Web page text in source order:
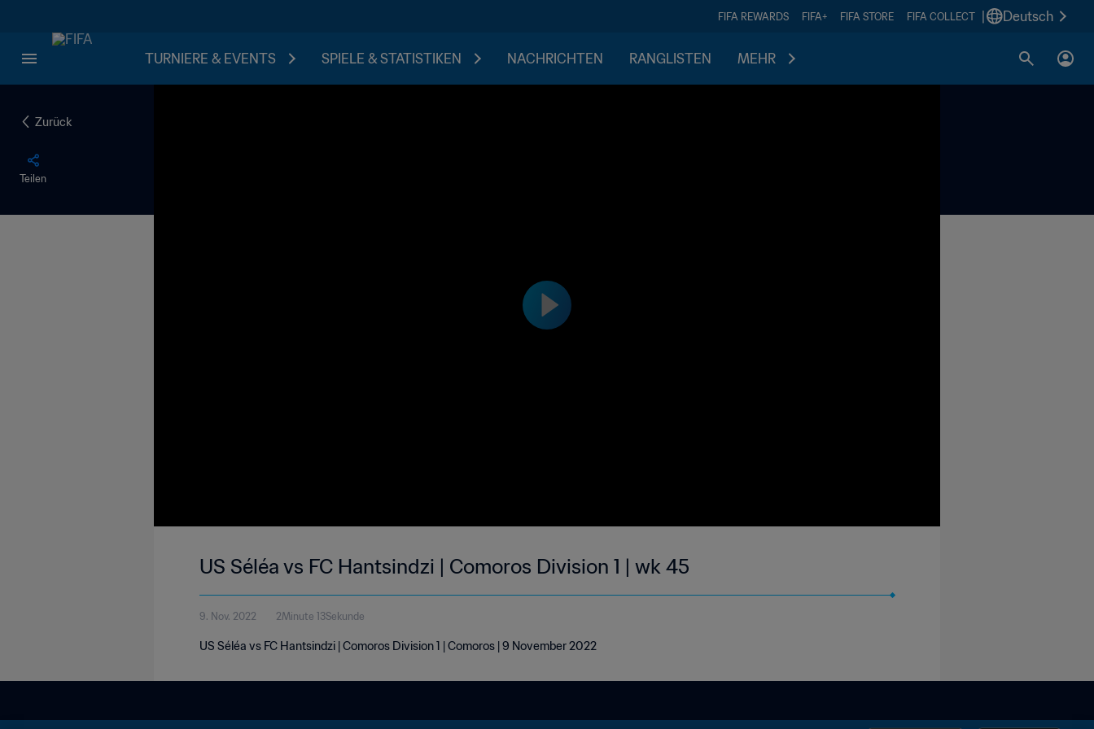
FIFA REWARDS FIFA+ FIFA STORE FIFA COLLECT Deutsch
TURNIERE & EVENTS SPIELE & STATISTIKEN NACHRICHTEN RANGLISTEN MEHR
Zurück
Teilen
US Séléa vs FC Hantsindzi | Comoros Division 1 | wk 45
9. Nov. 2022 2Minute 13Sekunde
US Séléa vs FC Hantsindzi | Comoros Division 1 | Comoros | 9 November 2022